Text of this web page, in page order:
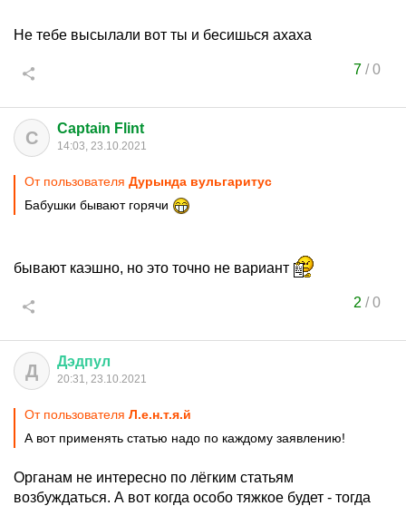
Не тебе высылали вот ты и бесишься ахаха
7/0
C Captain Flint
14:03, 23.10.2021
От пользователя Дурында вульгаритус
Бабушки бывают горячи
бывают каэшно, но это точно не вариант
2 /0
Д Дэдпул
20:31, 23.10.2021
От пользователя Л.е.н.т.я.й
А вот применять статью надо по каждому заявлению!
Органам не интересно по лёгким статьям
возбуждаться. А вот когда особо тяжкое будет - тогда